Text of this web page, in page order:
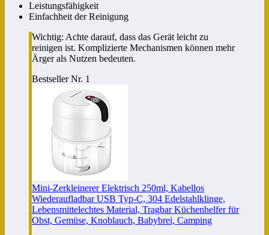
Leistungsfähigkeit
Einfachheit der Reinigung
Wichtig: Achte darauf, dass das Gerät leicht zu
reinigen ist. Komplizierte Mechanismen können mehr
Ärger als Nutzen bedeuten.
Bestseller Nr. 1
Mini-Zerkleinerer Elektrisch 250ml, Kabellos
Wiederaufladbar USB Typ-C, 304 Edelstahlklinge,
Lebensmittelechtes Material, Tragbar Küchenhelfer für
Obst, Gemüse, Knoblauch, Babybrei, Camping